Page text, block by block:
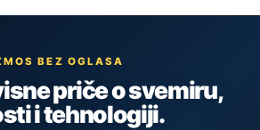
BEZ OGLASA
priče o svemiru,
i tehnologiji.